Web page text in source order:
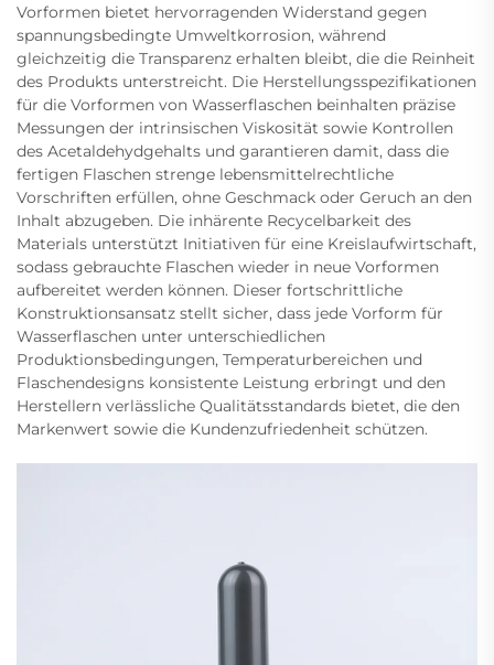
Vorformen bietet hervorragenden Widerstand gegen
spannungsbedingte Umweltkorrosion, während
gleichzeitig die Transparenz erhalten bleibt, die die Reinheit
des Produkts unterstreicht. Die Herstellungsspezifikationen
für die Vorformen von Wasserflaschen beinhalten präzise
Messungen der intrinsischen Viskosität sowie Kontrollen
des Acetaldehydgehalts und garantieren damit, dass die
fertigen Flaschen strenge lebensmittelrechtliche
Vorschriften erfüllen, ohne Geschmack oder Geruch an den
Inhalt abzugeben. Die inhärente Recycelbarkeit des
Materials unterstützt Initiativen für eine Kreislaufwirtschaft,
sodass gebrauchte Flaschen wieder in neue Vorformen
aufbereitet werden können. Dieser fortschrittliche
Konstruktionsansatz stellt sicher, dass jede Vorform für
Wasserflaschen unter unterschiedlichen
Produktionsbedingungen, Temperaturbereichen und
Flaschendesigns konsistente Leistung erbringt und den
Herstellern verlässliche Qualitätsstandards bietet, die den
Markenwert sowie die Kundenzufriedenheit schützen.